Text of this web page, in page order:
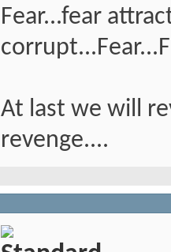
Fear...fear
At last we will
revenge....